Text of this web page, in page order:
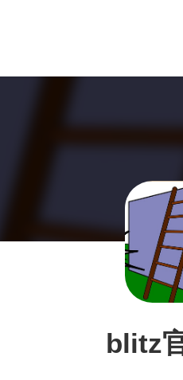
blitz